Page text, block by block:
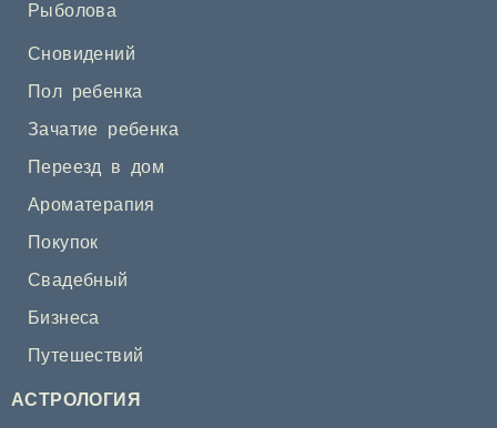
Рыболова
Сновидений
Пол ребенка
Зачатие ребенка
Переезд в дом
Ароматерапия
Покупок
Свадебный
Бизнеса
Путешествий
АСТРОЛОГИЯ